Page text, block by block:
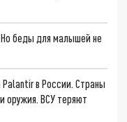
беды для малышей не
в России. Страны
оружия. ВСУ теряют